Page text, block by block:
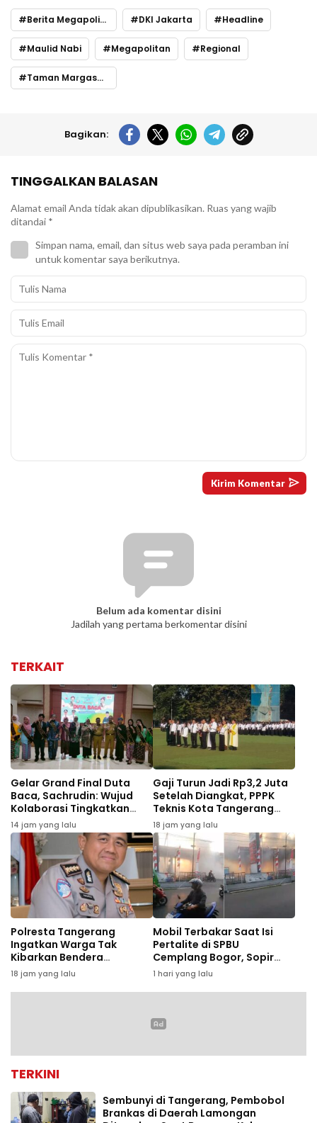
Berita Megapolitan DKI Jakarta Headline
Maulid Nabi Megapolitan Regional
Taman Margasatwa Ragunan
Bagikan:
TINGGALKAN BALASAN
Alamat email Anda tidak akan dipublikasikan. Ruas yang wajib
ditandai *
Simpan nama, email, dan situs web saya pada peramban ini
untuk komentar saya berikutnya.
Belum ada komentar disini
Jadilah yang pertama berkomentar disini
TERKAIT
Gelar Grand Final Duta
Baca, Sachrudin: Wujud
Kolaborasi Tingkatkan
Literasi Anak Muda
14 jam yang lalu
Gaji Turun Jadi Rp3,2 Juta
Setelah Diangkat, PPPK
Teknis Kota Tangerang
Minta Pemkot Perhatikan
Kesejahteraan
18 jam yang lalu
Polresta Tangerang
Ingatkan Warga Tak
Kibarkan Bendera
Setengah Tiang Jelang
HUT RI
18 jam yang lalu
Mobil Terbakar Saat Isi
Pertalite di SPBU
Cemplang Bogor, Sopir
Luka Bakar
1 hari yang lalu
TERKINI
Sembunyi di Tangerang, Pembobol
Brankas di Daerah Lamongan